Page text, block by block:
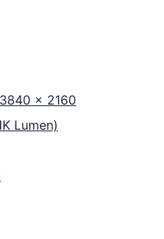
× 2160
Lumen)